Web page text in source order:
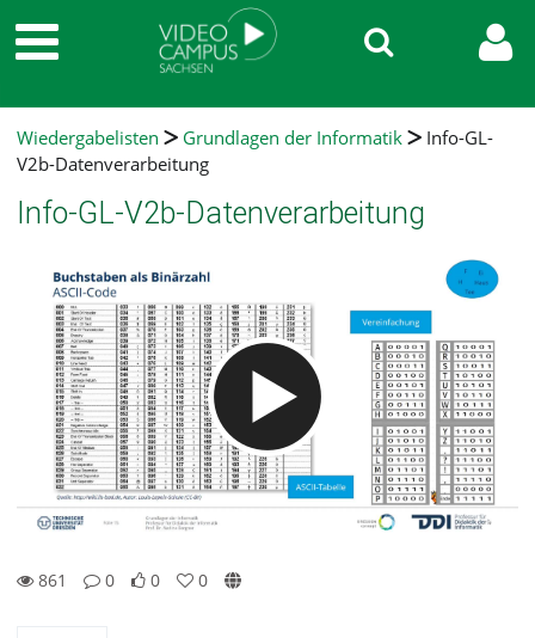
Wiedergabelisten Grundlagen der Informatik
Info-GL-
V2b-Datenverarbeitung
Info-GL-V2b-Datenverarbeitung
861
0
0
0